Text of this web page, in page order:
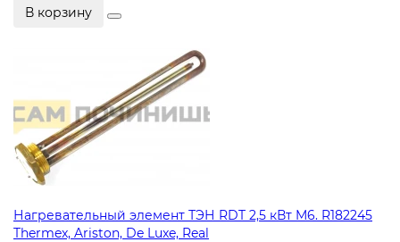
В корзину
Нагревательный элемент ТЭН RDT 2,5 кВт M6. R182245
Thermex, Ariston, De Luxe, Real